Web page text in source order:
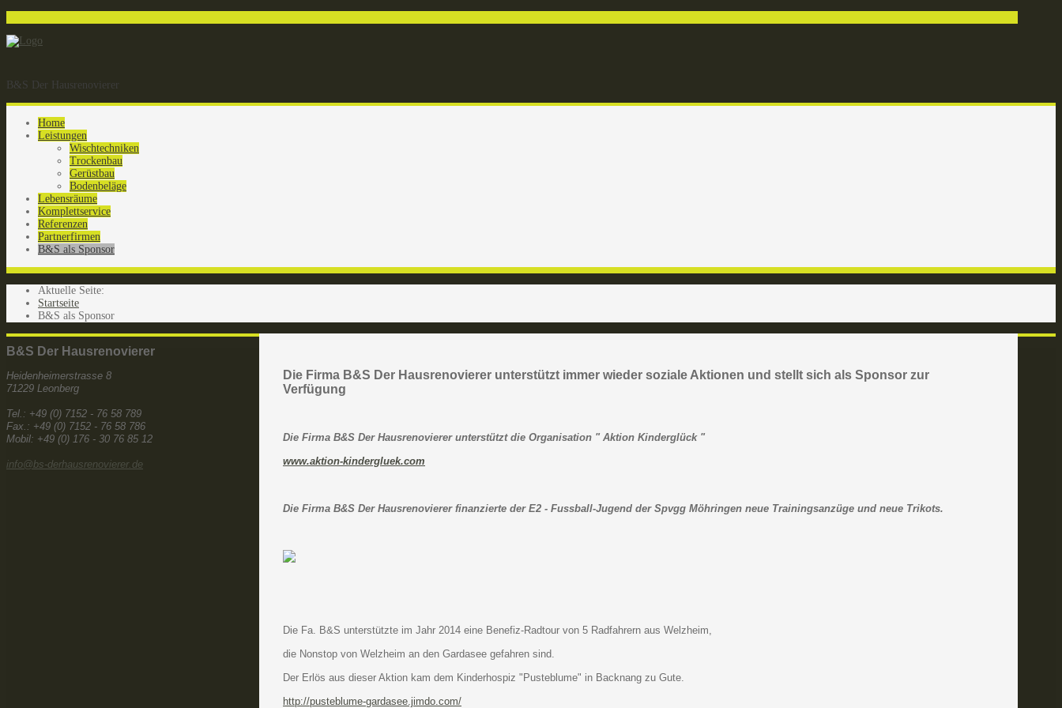
B&S Der Hausrenovierer
Home
Leistungen
Wischtechniken
Trockenbau
Gerüstbau
Bodenbeläge
Lebensräume
Komplettservice
Referenzen
Partnerfirmen
B&S als Sponsor
Aktuelle Seite:
Startseite
B&S als Sponsor
B&S Der Hausrenovierer
Heidenheimerstrasse 8
71229 Leonberg
Tel.: +49 (0) 7152 - 76 58 789
Fax.: +49 (0) 7152 - 76 58 786
Mobil: +49 (0) 176 - 30 76 85 12
info@bs-derhausrenovierer.de
Die Firma B&S Der Hausrenovierer unterstützt immer wieder soziale Aktionen und stellt sich als Sponsor zur
Verfügung
Die Firma B&S Der Hausrenovierer unterstützt die Organisation " Aktion Kinderglück "
www.aktion-kindergluek.com
Die Firma B&S Der Hausrenovierer finanzierte der E2 - Fussball-Jugend der Spvgg Möhringen neue Trainingsanzüge und neue Trikots.
Die Fa. B&S unterstützte im Jahr 2014 eine Benefiz-Radtour von 5 Radfahrern aus Welzheim,
die Nonstop von Welzheim an den Gardasee gefahren sind.
Der Erlös aus dieser Aktion kam dem Kinderhospiz "Pusteblume" in Backnang zu Gute.
http://pusteblume-gardasee.jimdo.com/